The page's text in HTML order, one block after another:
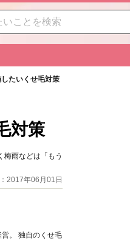
たいくせ毛対策
対策
梅雨などは「もう
2017年06月01日
。 独自のくせ毛